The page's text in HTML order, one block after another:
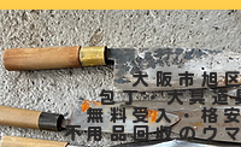
大阪市旭
包丁・大具道
無料受入・格
不用品回収のウ